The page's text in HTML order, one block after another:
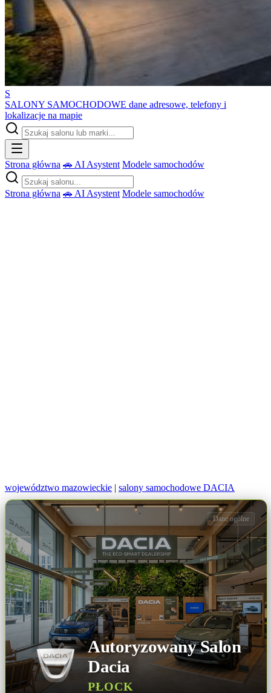
S
SALONY SAMOCHODOWE dane adresowe, telefony i
lokalizacje na mapie
Strona główna 🚗 AI Asystent Modele samochodów
Strona główna 🚗 AI Asystent Modele samochodów
województwo mazowieckie | salony samochodowe DACIA
Autoryzowany Salon
Dacia
PŁOCK
Dane ogólne